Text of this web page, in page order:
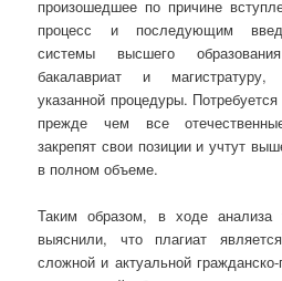
произошедшее по причине
процесс и последующим
системы высшего
бакалавриат и магистратуру,
указанной процедуры.
прежде чем все
закрепят свои позиции и учтут
в полном объеме.
Таким образом, в ходе анализа
выяснили, что плагиат
сложной и актуальной